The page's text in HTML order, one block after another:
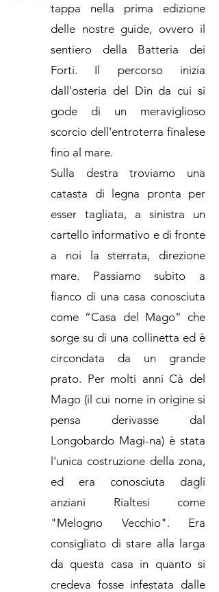
tappa nella prima edizione
delle nostre guide, ovvero il
sentiero della Batteria dei
Forti. Il percorso inizia
dall'osteria del Din da cui si
gode di un meraviglioso
scorcio dell'entroterra finalese
fino al mare.
Sulla destra troviamo una
catasta di legna pronta per
esser tagliata, a sinistra un
cartello informativo e di fronte
a noi la sterrata, direzione
mare. Passiamo subito a
fianco di una casa conosciuta
come “Casa del Mago” che
sorge su di una collinetta ed è
circondata da un grande
prato. Per molti anni Cà del
Mago (il cui nome in origine si
pensa derivasse dal
Longobardo Magi-na) è stata
l'unica costruzione della zona,
ed era conosciuta dagli
anziani Rialtesi come
"Melogno Vecchio". Era
consigliato di stare alla larga
da questa casa in quanto si
credeva fosse infestata dalle